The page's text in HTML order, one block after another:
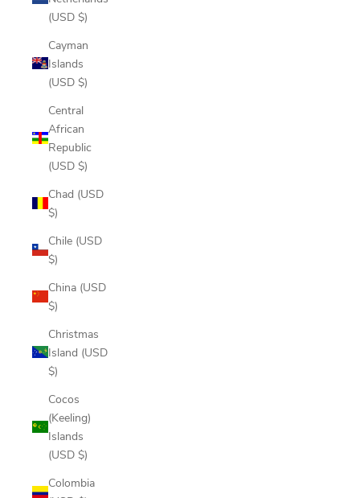
(USD $)
Cayman
Islands
(USD $)
Central
African
Republic
(USD $)
Chad (USD
$)
Chile (USD
$)
China (USD
$)
Christmas
Island (USD
$)
Cocos
(Keeling)
Islands
(USD $)
Colombia